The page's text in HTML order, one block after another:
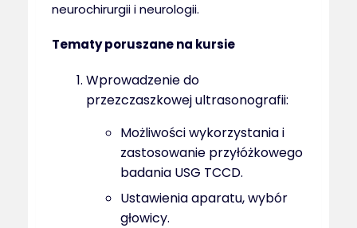
neurochirurgii i neurologii.
Tematy poruszane na kursie
Wprowadzenie do
przezczaszkowej ultrasonografii:
Możliwości wykorzystania i
zastosowanie przyłóżkowego
badania USG TCCD.
Ustawienia aparatu, wybór
głowicy.